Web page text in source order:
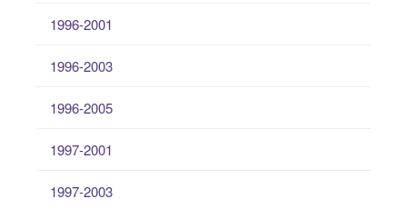
1996-2001
1996-2003
1996-2005
1997-2001
1997-2003